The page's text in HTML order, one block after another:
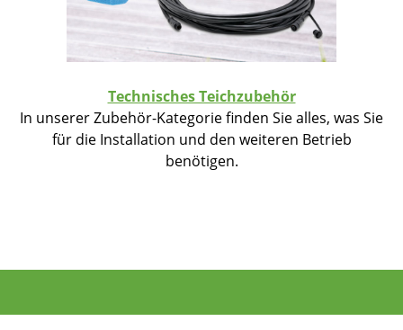
Technisches Teichzubehör
In unserer Zubehör-Kategorie finden Sie alles, was Sie
für die Installation und den weiteren Betrieb
benötigen.